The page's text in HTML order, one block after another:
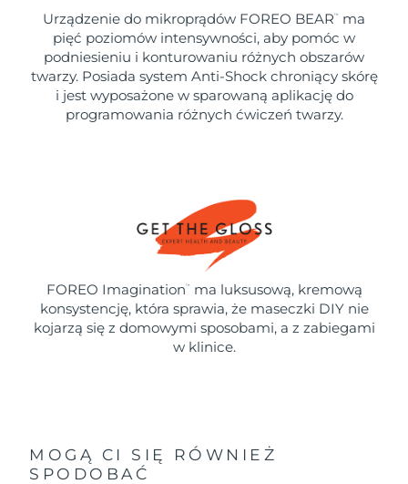
Urządzenie do mikroprądów FOREO BEAR ™
ma
pięć poziomów intensywności, aby pomóc w
podniesieniu i konturowaniu różnych obszarów
twarzy. Posiada system Anti-Shock chroniący skórę
i jest wyposażone w sparowaną aplikację do
programowania różnych ćwiczeń twarzy.
FOREO Imagination ™
ma luksusową, kremową
konsystencję, która sprawia, że maseczki DIY nie
kojarzą się z domowymi sposobami, a z zabiegami
w klinice.
MOGĄ CI SIĘ RÓWNIEŻ
SPODOBAĆ